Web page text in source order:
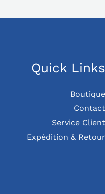
Quick Links
Boutique
Contact
Service Client
Expédition & Retour